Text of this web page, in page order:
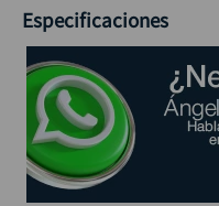
Especificaciones